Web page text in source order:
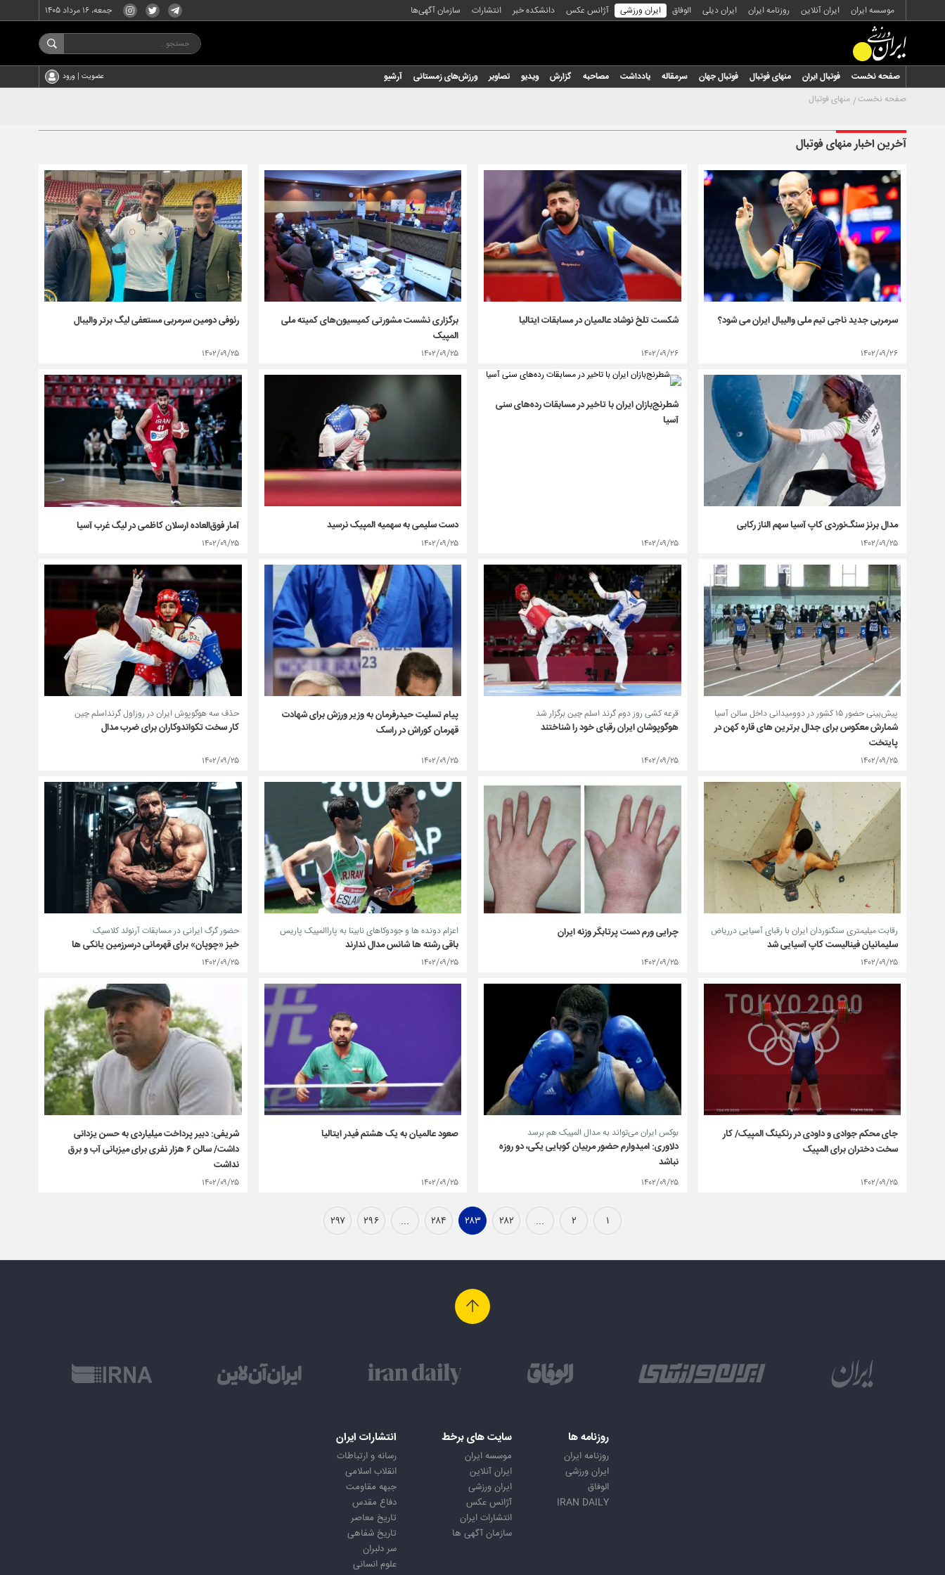
موسسه ایران ایران آنلاین روزنامه ایران ایران دیلی الوفاق ایران ورزشی آژانس عکس دانشکده خبر انتشارات سازمان آگهی‌ها جمعه، ۱۶ مرداد ۱۴۰۵
صفحه نخست فوتبال ایران منهای فوتبال فوتبال جهان سرمقاله یادداشت مصاحبه گزارش ویدیو تصاویر ورزش‌های زمستانی آرشیو عضویت | ورود
صفحه نخست منهای فوتبال
آخرین اخبار منهای فوتبال
سرمربی جدید ناجی تیم ملی والیبال ایران می شود؟
۱۴۰۲/۰۹/۲۶
شکست تلخ نوشاد عالمیان در مسابقات ایتالیا
۱۴۰۲/۰۹/۲۶
برگزاری نشست مشورتی کمیسیون‌های کمیته ملی
المپیک
۱۴۰۲/۰۹/۲۵
رئوفی دومین سرمربی مستعفی لیگ برتر والیبال
۱۴۰۲/۰۹/۲۵
مدال برنز سنگ‌نوردی کاپ آسیا سهم الناز رکابی
۱۴۰۲/۰۹/۲۵
شطرنج‌بازان ایران با تاخیر در مسابقات رده‌های سنی
آسیا
۱۴۰۲/۰۹/۲۵
دست سلیمی به سهمیه المپیک نرسید
۱۴۰۲/۰۹/۲۵
آمار فوق‌العاده ارسلان کاظمی در لیگ غرب آسیا
۱۴۰۲/۰۹/۲۵
پیش‌بینی حضور ۱۵ کشور در دوومیدانی داخل سالن آسیا
شمارش معکوس برای جدال برترین های قاره کهن در
پایتخت
۱۴۰۲/۰۹/۲۵
قرعه کشی روز دوم گرند اسلم چین برگزار شد
هوگوپوشان ایران رقبای خود را شناختند
۱۴۰۲/۰۹/۲۵
پیام تسلیت حیدرفرمان به وزیر ورزش برای شهادت
قهرمان کوراش در راسک
۱۴۰۲/۰۹/۲۵
حذف سه هوگوپوش ایران در روزاول گرنداسلم چین
کار سخت تکواندوکاران برای ضرب مدال
۱۴۰۲/۰۹/۲۵
رقابت میلیمتری سنگنوردان ایران با رقبای آسیایی درریاض
سلیمانیان فینالیست کاپ آسیایی شد
۱۴۰۲/۰۹/۲۵
چرایی ورم دست پرتابگر وزنه ایران
۱۴۰۲/۰۹/۲۵
اعزام دونده ها و جودوکاهای نابینا به پاراالمپیک پاریس
باقی رشته ها شانس مدال ندارند
۱۴۰۲/۰۹/۲۵
حضور گرگ ایرانی در مسابقات آرنولد کلاسیک
خیز «چوپان» برای قهرمانی درسرزمین یانکی ها
۱۴۰۲/۰۹/۲۵
جای محکم جوادی و داودی در رنکینگ المپیک/ کار
سخت دختران برای المپیک
۱۴۰۲/۰۹/۲۵
بوکس ایران می‌تواند به مدال المپیک هم برسد
دلاوری: امیدوارم حضور مربیان کوبایی یکی، دو روزه
نباشد
۱۴۰۲/۰۹/۲۵
صعود عالمیان به یک هشتم فیدر ایتالیا
۱۴۰۲/۰۹/۲۵
شریفی: دبیر پرداخت میلیاردی به حسن یزدانی
داشت/ سالن ۶ هزار نفری برای میزبانی آب و برق
نداشت
۱۴۰۲/۰۹/۲۵
۱ ۲ ... ۲۸۲ ۲۸۳ ۲۸۴ ... ۲۹۶ ۲۹۷
روزنامه ها
روزنامه ایران
ایران ورزشی
الوفاق
IRAN DAILY
سایت های برخط
موسسه ایران
ایران آنلاین
ایران ورزشی
آژانس عکس
انتشارات ایران
سازمان آگهی ها
انتشارات ایران
رسانه و ارتباطات
انقلاب اسلامی
جبهه مقاومت
دفاع مقدس
تاریخ معاصر
تاریخ شفاهی
سر دلبران
علوم انسانی